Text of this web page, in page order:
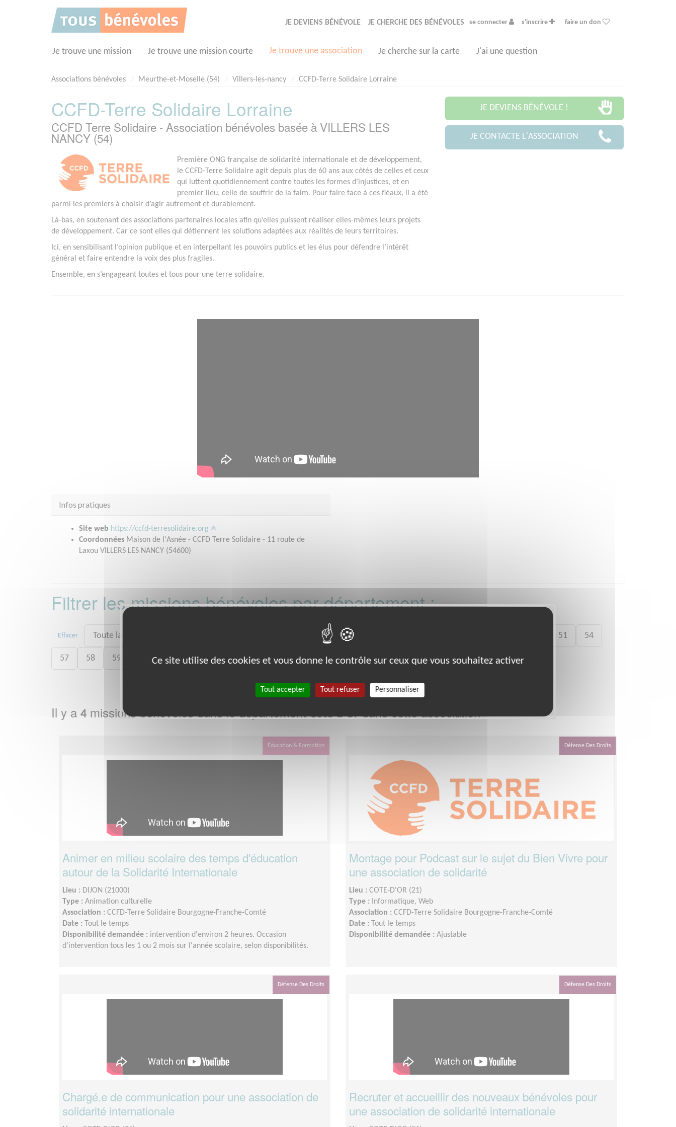
JE DEVIENS BÉNÉVOLE JE CHERCHE DES BÉNÉVOLES se connecter s'inscrire faire un don
Je trouve une mission Je trouve une mission courte Je trouve une association Je cherche sur la carte J'ai une question
Associations bénévoles Meurthe-et-Moselle (54) Villers-les-nancy CCFD-Terre Solidaire Lorraine
CCFD-Terre Solidaire Lorraine
CCFD Terre Solidaire - Association bénévoles basée à VILLERS LES
NANCY (54)
Première ONG française de solidarité internationale et de développement,
le CCFD-Terre Solidaire agit depuis plus de 60 ans aux côtés de celles et ceux
qui luttent quotidiennement contre toutes les formes d’injustices, et en
premier lieu, celle de souffrir de la faim. Pour faire face à ces fléaux, il a été
parmi les premiers à choisir d’agir autrement et durablement.
Là-bas, en soutenant des associations partenaires locales afin qu’elles puissent réaliser elles-mêmes leurs projets
de développement. Car ce sont elles qui détiennent les solutions adaptées aux réalités de leurs territoires.
Ici, en sensibilisant l’opinion publique et en interpellant les pouvoirs publics et les élus pour défendre l’intérêt
général et faire entendre la voix des plus fragiles.
Ensemble, en s’engageant toutes et tous pour une terre solidaire.
JE DEVIENS BÉNÉVOLE !
JE CONTACTE L'ASSOCIATION
Infos pratiques
Site web https://ccfd-terresolidaire.org
Coordonnées Maison de l'Asnée - CCFD Terre Solidaire - 11 route de
Laxou VILLERS LES NANCY (54600)
Filtrer les missions bénévoles par département :
Effacer Toute la France 23 25 51 54
57 58 59 70 71 87 89 90
Il y a 4 missions bénévoles dans le départementCôte-d'Ordans cette association
Éducation & Formation
Animer en milieu scolaire des temps d'éducation
autour de la Solidarité Internationale
Lieu : DIJON (21000)
Type : Animation culturelle
Association : CCFD-Terre Solidaire Bourgogne-Franche-Comté
Date :
Tout le temps
Disponibilité demandée : intervention d'environ 2 heures. Occasion
d'intervention tous les 1 ou 2 mois sur l'année scolaire, selon disponibilités.
Défense Des Droits
Montage pour Podcast sur le sujet du Bien Vivre pour
une association de solidarité
Lieu : COTE-D'OR (21)
Type :
Informatique, Web
Association : CCFD-Terre Solidaire Bourgogne-Franche-Comté
Date :
Tout le temps
Disponibilité demandée : Ajustable
Défense Des Droits
Chargé.e de communication pour une association de
solidarité internationale
Défense Des Droits
Recruter et accueillir des nouveaux bénévoles pour
une association de solidarité internationale
Ce site utilise des cookies et vous donne le contrôle sur ceux que vous souhaitez activer
Tout accepter Tout refuser Personnaliser